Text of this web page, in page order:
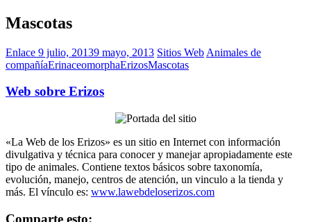
Mascotas
Enlace 9 julio, 20139 mayo, 2013 Sitios Web Animales de
compañíaErinaceomorphaErizosMascotas
Web sobre Erizos
«La Web de los Erizos» es un sitio en Internet con información
divulgativa y técnica para conocer y manejar apropiadamente este
tipo de animales. Contiene textos básicos sobre taxonomía,
evolución, manejo, centros de atención, un vinculo a la tienda y
más. El vínculo es: www.lawebdeloserizos.com
Comparte esto: